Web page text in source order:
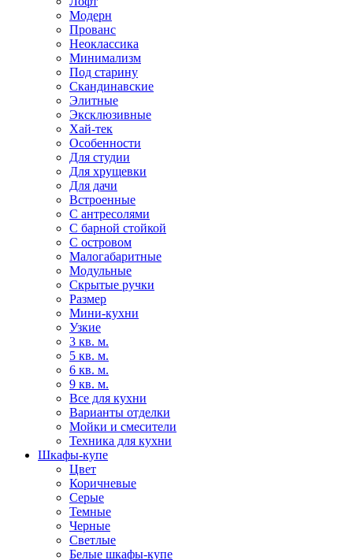
Модерн
Прованс
Неоклассика
Минимализм
Под старину
Скандинавские
Элитные
Эксклюзивные
Хай-тек
Особенности
Для студии
Для хрущевки
Для дачи
Встроенные
С антресолями
С барной стойкой
С островом
Малогабаритные
Модульные
Скрытые ручки
Размер
Мини-кухни
Узкие
3 кв. м.
5 кв. м.
6 кв. м.
9 кв. м.
Все для кухни
Варианты отделки
Мойки и смесители
Техника для кухни
Шкафы-купе
Цвет
Коричневые
Серые
Темные
Черные
Светлые
Белые шкафы-купе